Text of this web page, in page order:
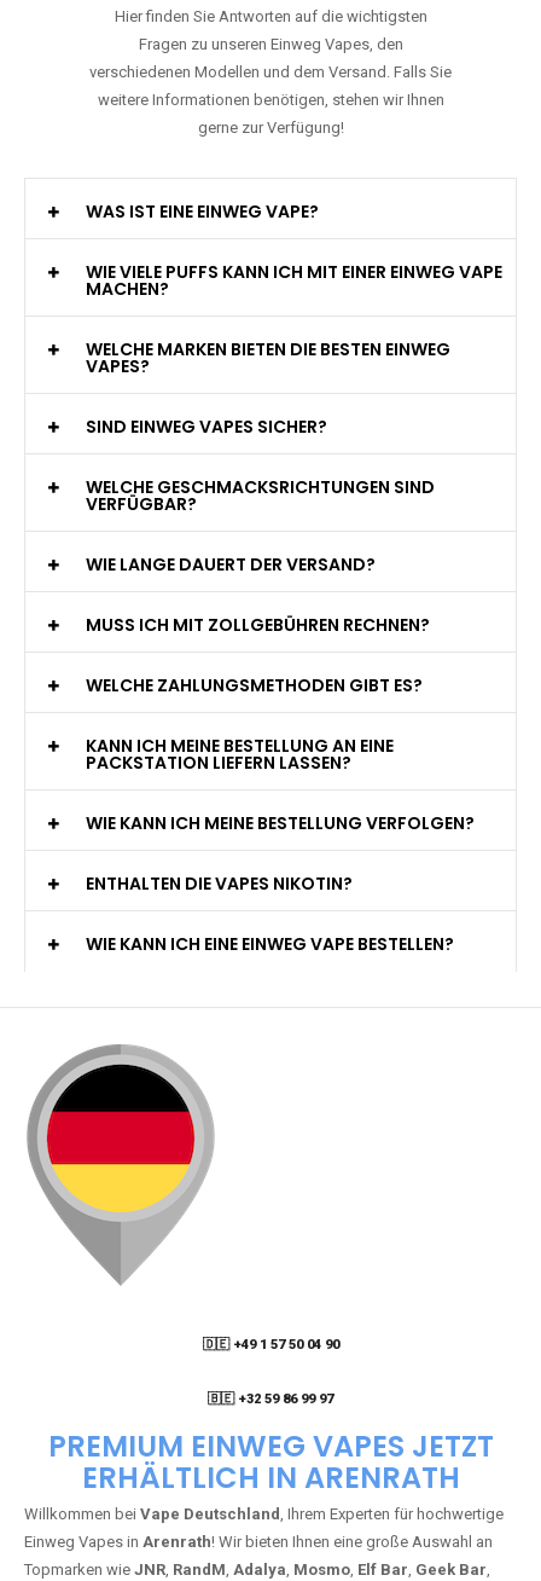
Hier finden Sie Antworten auf die wichtigsten
Fragen zu unseren Einweg Vapes, den
verschiedenen Modellen und dem Versand. Falls Sie
weitere Informationen benötigen, stehen wir Ihnen
gerne zur Verfügung!
WAS IST EINE EINWEG VAPE?
WIE VIELE PUFFS KANN ICH MIT EINER EINWEG VAPE
MACHEN?
WELCHE MARKEN BIETEN DIE BESTEN EINWEG
VAPES?
SIND EINWEG VAPES SICHER?
WELCHE GESCHMACKSRICHTUNGEN SIND
VERFÜGBAR?
WIE LANGE DAUERT DER VERSAND?
MUSS ICH MIT ZOLLGEBÜHREN RECHNEN?
WELCHE ZAHLUNGSMETHODEN GIBT ES?
KANN ICH MEINE BESTELLUNG AN EINE
PACKSTATION LIEFERN LASSEN?
WIE KANN ICH MEINE BESTELLUNG VERFOLGEN?
ENTHALTEN DIE VAPES NIKOTIN?
WIE KANN ICH EINE EINWEG VAPE BESTELLEN?
🇩🇪 +49 1 57 50 04 90
🇧🇪 +32 59 86 99 97
PREMIUM EINWEG VAPES JETZT
ERHÄLTLICH IN ARENRATH
Willkommen bei Vape Deutschland, Ihrem Experten für hochwertige
Einweg Vapes in Arenrath! Wir bieten Ihnen eine große Auswahl an
Topmarken wie JNR, RandM, Adalya, Mosmo, Elf Bar, Geek Bar,